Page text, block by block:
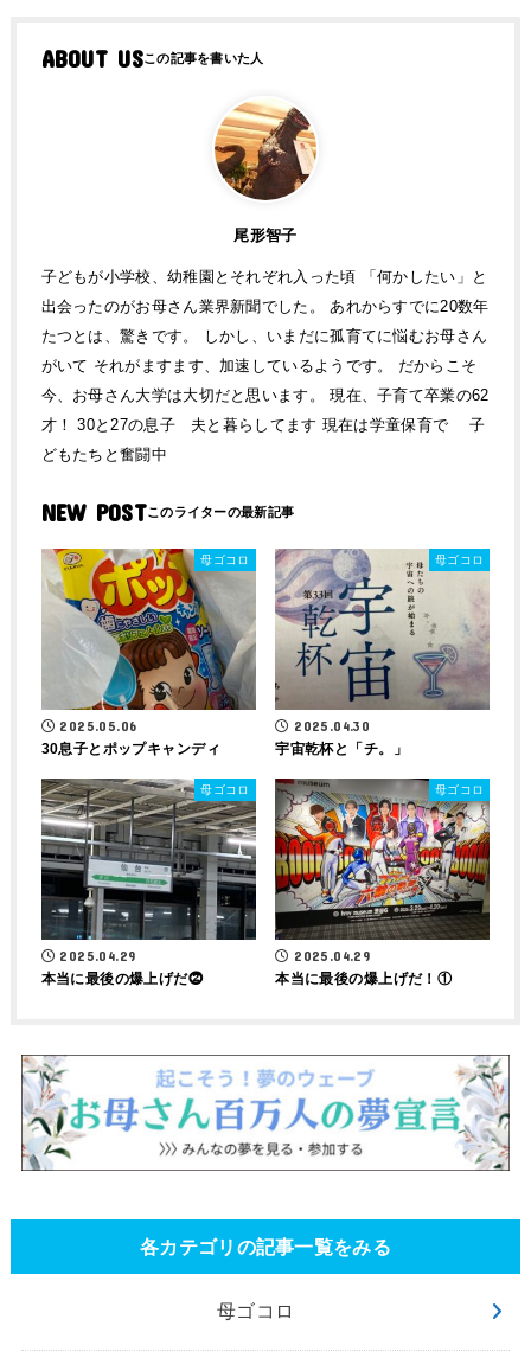
ABOUT US
尾形智子
子どもが小学校、幼稚園とそれぞれ入った頃 「何かしたい」と
出会ったのがお母さん業界新聞でした。 あれからすでに20数年
たつとは、驚きです。 しかし、いまだに孤育てに悩むお母さん
がいて それがますます、加速しているようです。 だからこそ
今、お母さん大学は大切だと思います。 現在、子育て卒業の62
才！ 30と27の息子 夫と暮らしてます 現在は学童保育で 子
どもたちと奮闘中
NEW POST
母ゴコロ
2025.05.06
30息子とポップキャンディ
母ゴコロ
2025.04.30
宇宙乾杯と「チ。」
母ゴコロ
2025.04.29
本当に最後の爆上げだ⓶
母ゴコロ
2025.04.29
本当に最後の爆上げだ！①
各カテゴリの記事一覧をみる
母ゴコロ